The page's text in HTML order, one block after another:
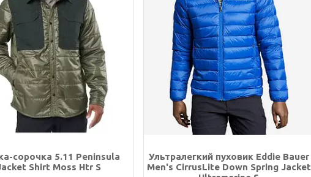
сорочка 5.11 Peninsula
Shirt Moss Htr S
Ультралегкий пуховик Eddie Bauer
Men's CirrusLite Down Spring Jacket